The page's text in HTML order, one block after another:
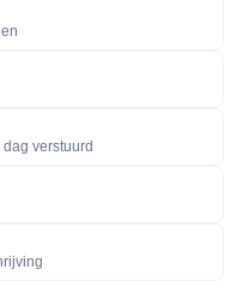
verstuurd